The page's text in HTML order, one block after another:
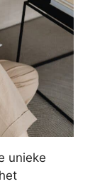
unieke